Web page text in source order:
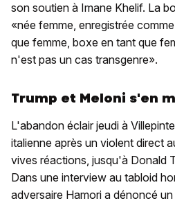
son soutien à Imane Khelif. La
«née femme, enregistrée
que femme, boxe en tant que
n'est pas un cas transgenre».
Trump et Meloni s'en
L'abandon éclair jeudi à
italienne après un violent direct
vives réactions, jusqu'à Donald
Dans une interview au tabloid
adversaire Hamori a dénoncé